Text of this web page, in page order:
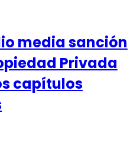
media sanción
Privada
capítulos